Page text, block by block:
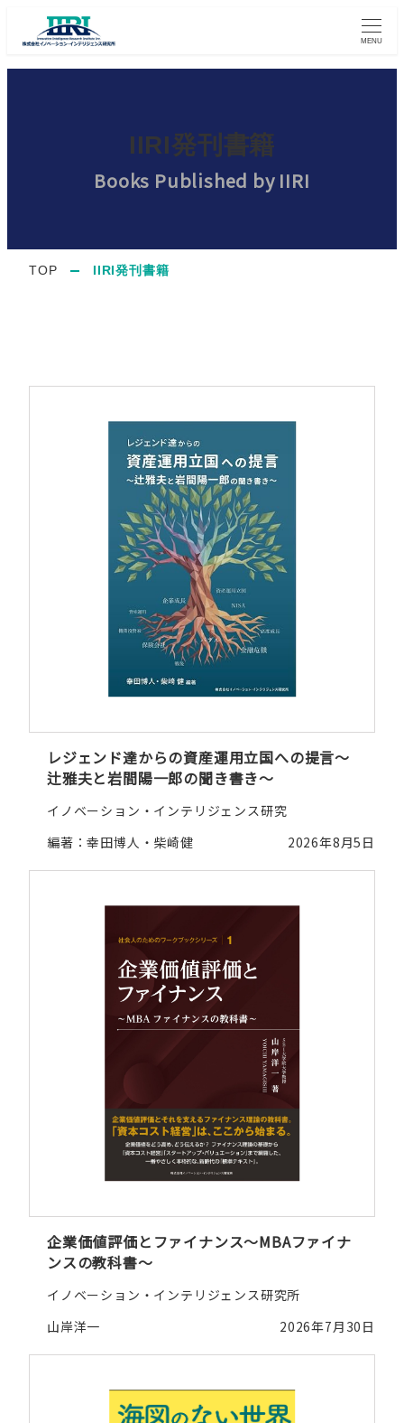
MENU
IIRI発刊書籍
Books Published by IIRI
TOP IIRI発刊書籍
レジェンド達からの資産運用立国への提言～
辻雅夫と岩間陽一郎の聞き書き～
イノベーション・インテリジェンス研究
編著：幸田博人・柴崎健
2026年8月5日
企業価値評価とファイナンス～MBAファイナ
ンスの教科書～
イノベーション・インテリジェンス研究所
山岸洋一
2026年7月30日